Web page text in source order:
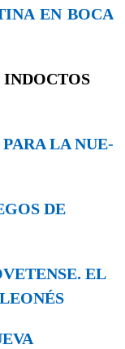
EN BOCA
PARA LA NUE­
DE
EL